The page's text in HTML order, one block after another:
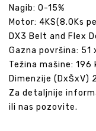
Nagib: 0-15%
Motor: 4KS(8.0Ks
DX3 Belt and Flex
Gazna površina: 51
Težina mašine: 196
Dimenzije (DxŠxV)
Za detaljnije
ili nas pozovite.